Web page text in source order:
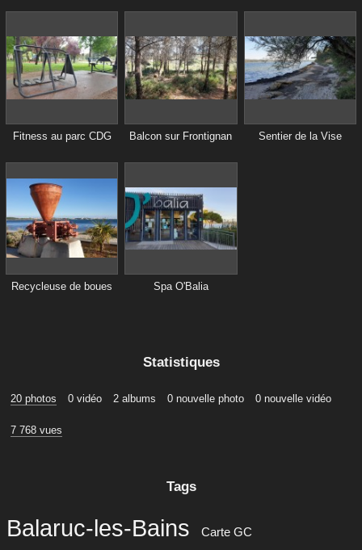
Fitness au parc CDG Balcon sur Frontignan Sentier de la Vise
Recycleuse de boues Spa O'Balia
Statistiques
20 photos 0 vidéo 2 albums 0 nouvelle photo 0 nouvelle vidéo
7 768 vues
Tags
Balaruc-les-Bains Carte GC